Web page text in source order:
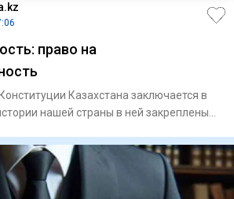
право на
Казахстана заключается в
нашей страны в ней закреплены